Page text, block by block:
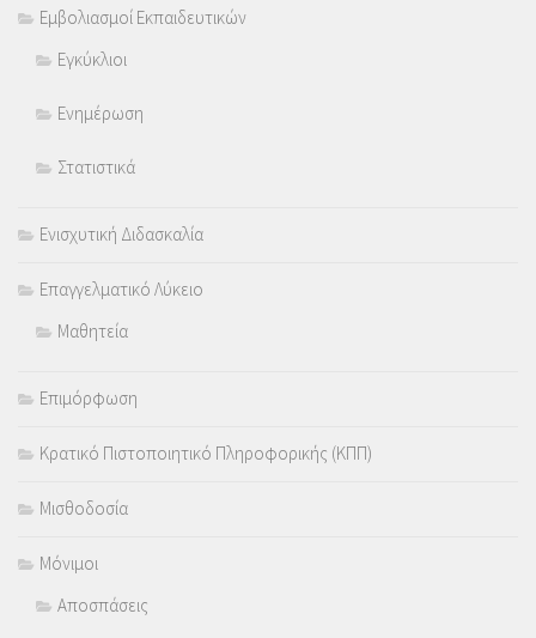
Εμβολιασμοί Εκπαιδευτικών
Εγκύκλιοι
Ενημέρωση
Στατιστικά
Ενισχυτική Διδασκαλία
Επαγγελματικό Λύκειο
Μαθητεία
Επιμόρφωση
Κρατικό Πιστοποιητικό Πληροφορικής (ΚΠΠ)
Μισθοδοσία
Μόνιμοι
Αποσπάσεις